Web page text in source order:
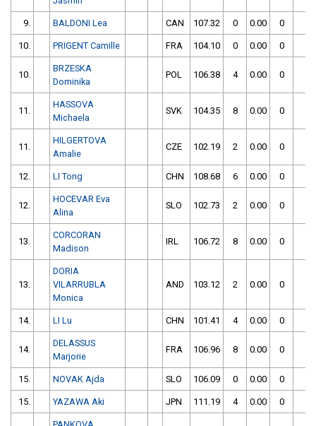
9. BALDONI Lea CAN 107.32 0 0.00 0
10. PRIGENT Camille FRA 104.10 0 0.00 0
10.
BRZESKA
Dominika
POL 106.38 4 0.00 0
11.
HASSOVA
Michaela
SVK 104.35 8 0.00 0
11.
HILGERTOVA
Amalie
CZE 102.19 2 0.00 0
12. LI Tong CHN 108.68 6 0.00 0
12.
HOCEVAR Eva
Alina
SLO 102.73 2 0.00 0
13.
CORCORAN
Madison
IRL 106.72 8 0.00 0
13.
DORIA
VILARRUBLA
Monica
AND 103.12 2 0.00 0
14. LI Lu CHN 101.41 4 0.00 0
14.
DELASSUS
Marjorie
FRA 106.96 8 0.00 0
15. NOVAK Ajda SLO 106.09 0 0.00 0
15. YAZAWA Aki JPN 111.19 4 0.00 0